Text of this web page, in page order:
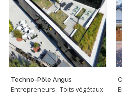
Techno-Pôle Angus
Entrepreneurs - Toits végétaux